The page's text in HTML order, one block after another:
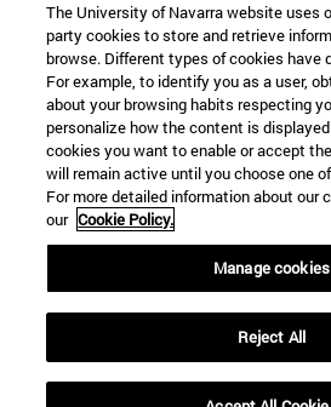
+34 912 11 30 00
Campus Nueva York (IESE)
165 W 57th St 10019-2201 Nueva
+1 646 346 8850
Campus Munich (IESE)
Maria-Theresia-Straße 15 81675
+49 89 24209790
Campus Sao Paulo (IESE)
Rua Martiniano de Carvalho, 573
The University of Navarra website uses
party cookies to store and retrieve
browse. Different types of cookies have
For example, to identify you as a user,
about your browsing habits respecting
personalize how the content is
cookies you want to enable or accept
will remain active until you choose one
For more detailed information about our
our Cookie Policy.
Manage cookies
Reject All